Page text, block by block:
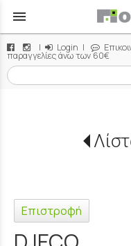
menu
| Login |
παραγγελίες άνω των 60€
Επιστροφή